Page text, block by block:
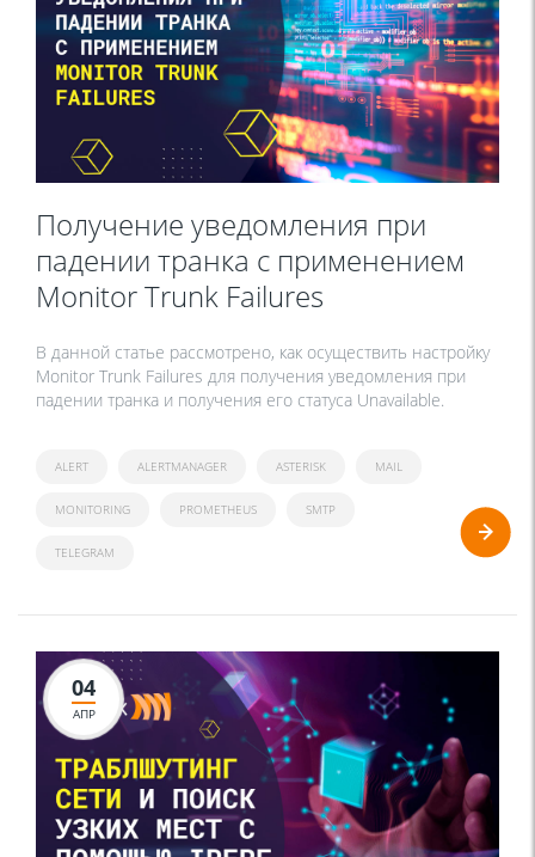
Получение уведомления при
падении транка с применением
Monitor Trunk Failures
В данной статье рассмотрено, как осуществить настройку
Monitor Trunk Failures для получения уведомления при
падении транка и получения его статуса Unavailable.
ALERT ALERTMANAGER ASTERISK MAIL
MONITORING PROMETHEUS SMTP
TELEGRAM
04
АПР